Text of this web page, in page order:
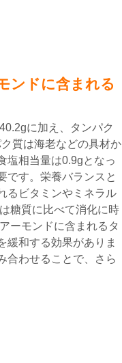
ンドに含まれる
に加え、タンパク
質は海老などの具材か
塩相当量は0.9gとなっ
です。栄養バランスと
るビタミンやミネラル
糖質に比べて消化に時
ーモンドに含まれるタ
緩和する効果がありま
合わせることで、さら